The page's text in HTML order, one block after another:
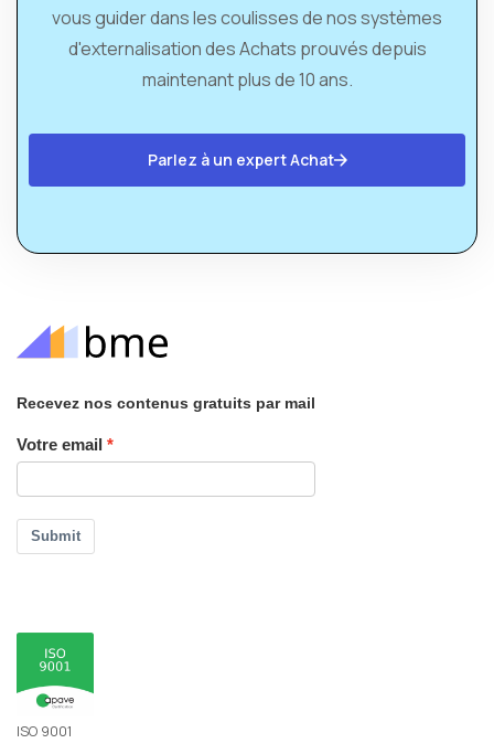
vous guider dans les coulisses de nos systèmes
d'externalisation des Achats prouvés depuis
maintenant plus de 10 ans.
Parlez à un expert Achat
Recevez nos contenus gratuits par mail
Votre email
Submit
ISO 9001